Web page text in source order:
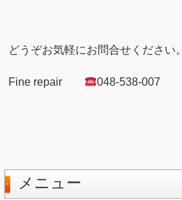
どうぞお気軽にお問合せください。
Fine repair 048-538-007
メニュー